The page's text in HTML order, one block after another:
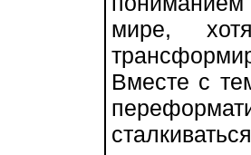
мире,
Вместе с